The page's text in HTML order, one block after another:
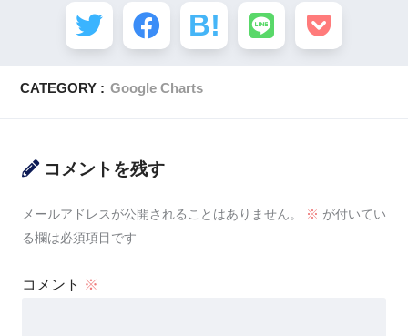
CATEGORY : Google Charts
コメントを残す
メールアドレスが公開されることはありません。 ※ が付いてい
る欄は必須項目です
コメント ※